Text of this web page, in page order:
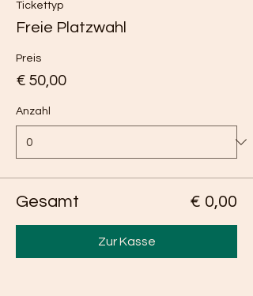
Tickettyp
Freie Platzwahl
Preis
€ 50,00
Anzahl
Gesamt € 0,00
Zur Kasse